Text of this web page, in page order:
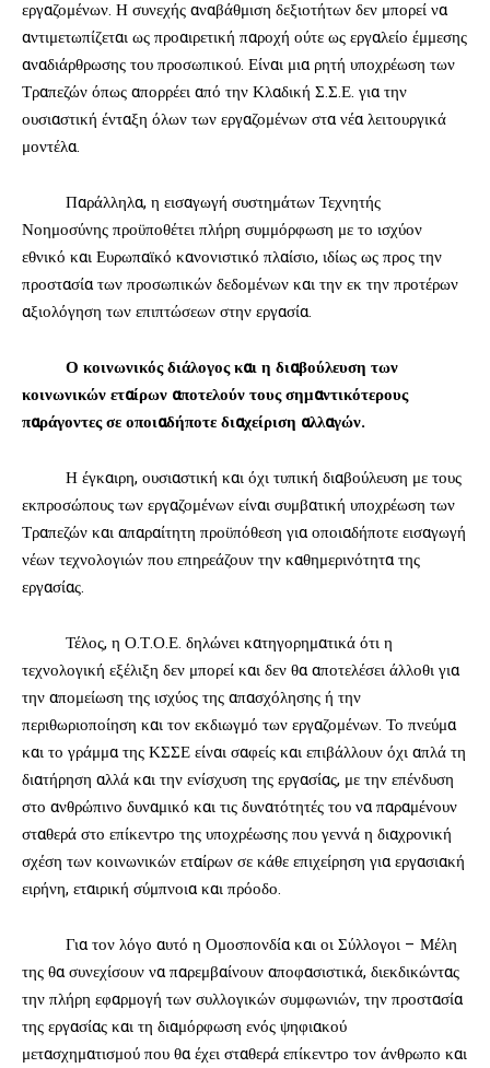
εργαζομένων. Η συνεχής αναβάθμιση δεξιοτήτων δεν μπορεί να
αντιμετωπίζεται ως προαιρετική παροχή ούτε ως εργαλείο έμμεσης
αναδιάρθρωσης του προσωπικού. Είναι μια ρητή υποχρέωση των
Τραπεζών όπως απορρέει από την Κλαδική Σ.Σ.Ε. για την
ουσιαστική ένταξη όλων των εργαζομένων στα νέα λειτουργικά
μοντέλα.
Παράλληλα, η εισαγωγή συστημάτων Τεχνητής
Νοημοσύνης προϋποθέτει πλήρη συμμόρφωση με το ισχύον
εθνικό και Ευρωπαϊκό κανονιστικό πλαίσιο, ιδίως ως προς την
προστασία των προσωπικών δεδομένων και την εκ την προτέρων
αξιολόγηση των επιπτώσεων στην εργασία.
Ο κοινωνικός διάλογος και η διαβούλευση των
κοινωνικών εταίρων αποτελούν τους σημαντικότερους
παράγοντες σε οποιαδήποτε διαχείριση αλλαγών.
Η έγκαιρη, ουσιαστική και όχι τυπική διαβούλευση με τους
εκπροσώπους των εργαζομένων είναι συμβατική υποχρέωση των
Τραπεζών και απαραίτητη προϋπόθεση για οποιαδήποτε εισαγωγή
νέων τεχνολογιών που επηρεάζουν την καθημερινότητα της
εργασίας.
Τέλος, η Ο.Τ.Ο.Ε. δηλώνει κατηγορηματικά ότι η
τεχνολογική εξέλιξη δεν μπορεί και δεν θα αποτελέσει άλλοθι για
την απομείωση της ισχύος της απασχόλησης ή την
περιθωριοποίηση και τον εκδιωγμό των εργαζομένων. Το πνεύμα
και το γράμμα της ΚΣΣΕ είναι σαφείς και επιβάλλουν όχι απλά τη
διατήρηση αλλά και την ενίσχυση της εργασίας, με την επένδυση
στο ανθρώπινο δυναμικό και τις δυνατότητές του να παραμένουν
σταθερά στο επίκεντρο της υποχρέωσης που γεννά η διαχρονική
σχέση των κοινωνικών εταίρων σε κάθε επιχείρηση για εργασιακή
ειρήνη, εταιρική σύμπνοια και πρόοδο.
Για τον λόγο αυτό η Ομοσπονδία και οι Σύλλογοι – Μέλη
της θα συνεχίσουν να παρεμβαίνουν αποφασιστικά, διεκδικώντας
την πλήρη εφαρμογή των συλλογικών συμφωνιών, την προστασία
της εργασίας και τη διαμόρφωση ενός ψηφιακού
μετασχηματισμού που θα έχει σταθερά επίκεντρο τον άνθρωπο και